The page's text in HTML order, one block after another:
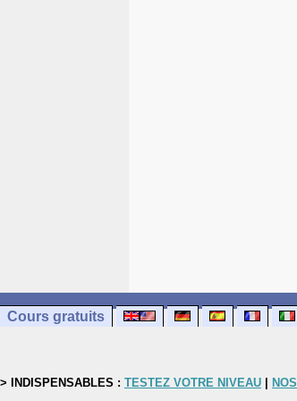
Cours gratuits
> INDISPENSABLES : TESTEZ VOTRE NIVEAU